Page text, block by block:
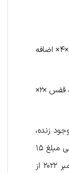
پرندگان: وزن کامل پرنده به همراه قفس ×۴× اضافه
حیوانات اهلی: وزن کامل حیوان به همراه قفس ×۲×
زنده،
از فرودگاه استانبول به فرودگاه امام خمینی مبلغ ۱۵
یورو هزینه فرودگاهی از تاریخ 28 دسامبر ۲۰۲۲ از